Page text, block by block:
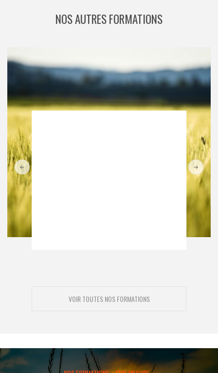
NOS AUTRES FORMATIONS
VOIR TOUTES NOS FORMATIONS